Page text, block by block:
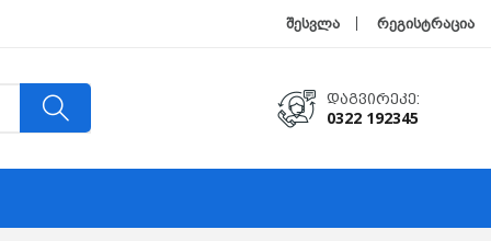
შესვლა რეგისტრაცია
Დაგვირეკე:
0322 192345